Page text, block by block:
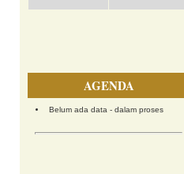
AGENDA
Belum ada data - dalam proses